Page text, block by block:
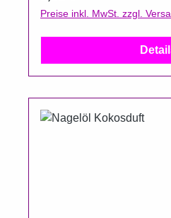
Preise inkl. MwSt. zzgl.